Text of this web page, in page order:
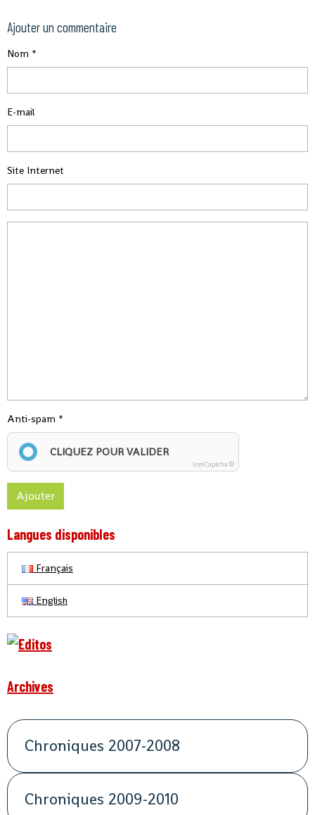
Ajouter un commentaire
Nom
E-mail
Site Internet
Anti-spam
CLIQUEZ POUR VALIDER
IconCaptcha ©
Ajouter
Langues disponibles
Français
English
Archives
Chroniques 2007-2008
Chroniques 2009-2010